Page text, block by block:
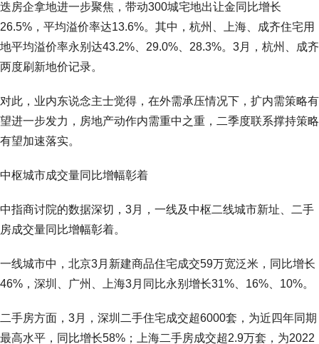
迭房企拿地进一步聚焦，带动300城宅地出让金同比增长
26.5%，平均溢价率达13.6%。其中，杭州、上海、成齐住宅用
地平均溢价率永别达43.2%、29.0%、28.3%。3月，杭州、成齐
两度刷新地价记录。
对此，业内东说念主士觉得，在外需承压情况下，扩内需策略有
望进一步发力，房地产动作内需重中之重，二季度联系撑持策略
有望加速落实。
中枢城市成交量同比增幅彰着
中指商讨院的数据深切，3月，一线及中枢二线城市新址、二手
房成交量同比增幅彰着。
一线城市中，北京3月新建商品住宅成交59万宽泛米，同比增长
46%，深圳、广州、上海3月同比永别增长31%、16%、10%。
二手房方面，3月，深圳二手住宅成交超6000套，为近四年同期
最高水平，同比增长58%；上海二手房成交超2.9万套，为2022